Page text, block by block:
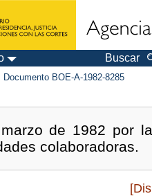
Buscar
Documento BOE-A-1982-8285
de 1982 por
colaboradoras.